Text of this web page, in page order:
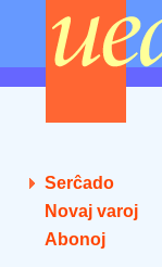
Serĉado
Novaj varoj
Abonoj